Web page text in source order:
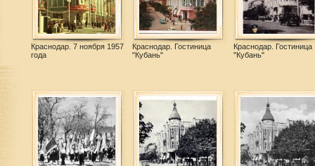
Краснодар. 7 ноября 1957
года
Краснодар. Гостиница
"Кубань"
Краснодар. Гостиница
"Кубань"